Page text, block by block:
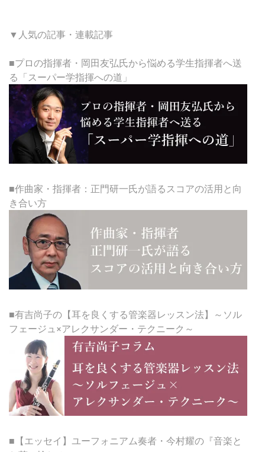
▼人気の記事・連載記事
■プロの指揮者・岡田友弘氏から悩める学生指揮者へ送
る「スーパー学指揮への道」
■作曲家・指揮者：正門研一氏が語るスコアの活用と向
き合い方
■有吉尚子の【耳を良くする管楽器レッスン法】～ソル
フェージュ×アレクサンダー・テクニーク～
■【エッセイ】ユーフォニアム奏者・今村耀の『音楽と